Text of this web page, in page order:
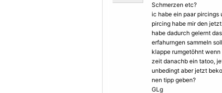
Schmerzen etc?
ic habe ein paar pircings
pircing habe mir den
habe dadurch gelernt
erfahurngen sammeln
klappe rumgetöhnt
zeit danachb ein tatoo,
unbedingt aber jetzt
nen tipp geben?
GLg